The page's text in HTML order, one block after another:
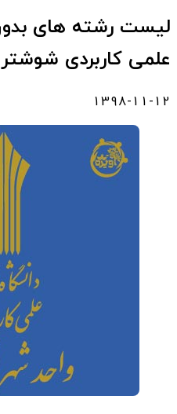
لیست رشته های
علمی کاربردی شوشتر
1398-11-12